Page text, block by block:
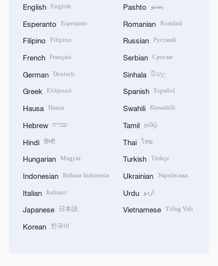
English English
Esperanto Esperanto
Filipino Filipino
French Français
German Deutsch
Greek Ελληνικά
Hausa Hausa
Hebrew עברית
Hindi हिन्दी
Hungarian Magyar
Indonesian Bahasa Indonesia
Italian Italiano
Japanese 日本語
Korean 한국어
Pashto پښتو
Romanian Română
Russian Русский
Serbian Српски
Sinhala සිංහල
Spanish Español
Swahili Kiswahili
Tamil தமிழ்
Thai ไทย
Turkish Türkçe
Ukrainian Українська
Urdu اردو
Vietnamese Tiếng Việt